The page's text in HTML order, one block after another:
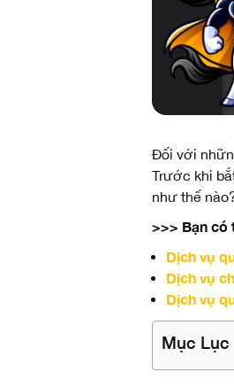
Đối với
Trước khi
như thế
>>> Bạn có
Dịch vụ
Dịch vụ
Dịch vụ
Mục Lục